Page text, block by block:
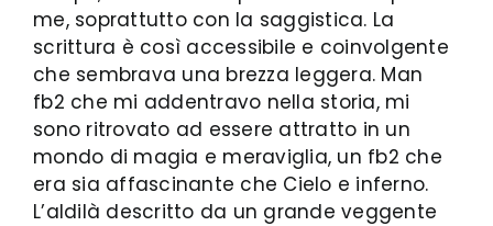
me, soprattutto con la saggistica. La
scrittura è così accessibile e coinvolgente
che sembrava una brezza leggera. Man
fb2 che mi addentravo nella storia, mi
sono ritrovato ad essere attratto in un
mondo di magia e meraviglia, un fb2 che
era sia affascinante che Cielo e inferno.
L’aldilà descritto da un grande veggente